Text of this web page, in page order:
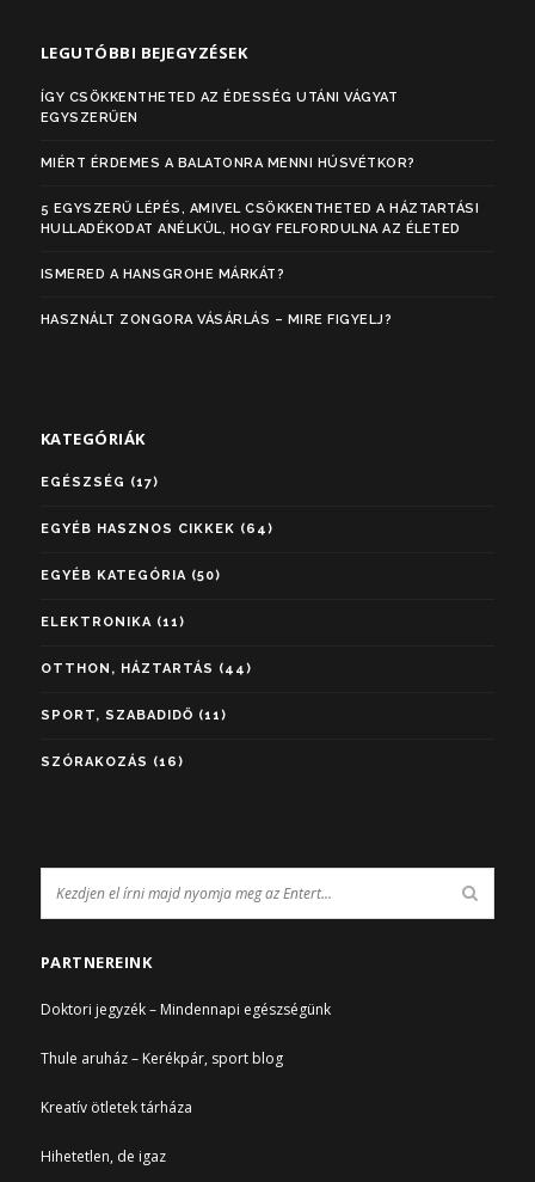
LEGUTÓBBI BEJEGYZÉSEK
ÍGY CSÖKKENTHETED AZ ÉDESSÉG UTÁNI VÁGYAT
EGYSZERŰEN
MIÉRT ÉRDEMES A BALATONRA MENNI HÚSVÉTKOR?
5 EGYSZERŰ LÉPÉS, AMIVEL CSÖKKENTHETED A HÁZTARTÁSI
HULLADÉKODAT ANÉLKÜL, HOGY FELFORDULNA AZ ÉLETED
ISMERED A HANSGROHE MÁRKÁT?
HASZNÁLT ZONGORA VÁSÁRLÁS – MIRE FIGYELJ?
KATEGÓRIÁK
EGÉSZSÉG (17)
EGYÉB HASZNOS CIKKEK (64)
EGYÉB KATEGÓRIA (50)
ELEKTRONIKA (11)
OTTHON, HÁZTARTÁS (44)
SPORT, SZABADIDŐ (11)
SZÓRAKOZÁS (16)
PARTNEREINK
Doktori jegyzék – Mindennapi egészségünk
Thule aruház – Kerékpár, sport blog
Kreatív ötletek tárháza
Hihetetlen, de igaz